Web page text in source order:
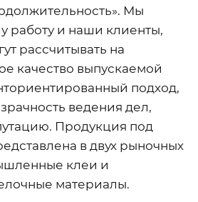
Мы
работу и наши клиенты,
рассчитывать на
качество выпускаемой
подход,
ведения дел,
Продукция под
в двух рыночных
клеи и
материалы.